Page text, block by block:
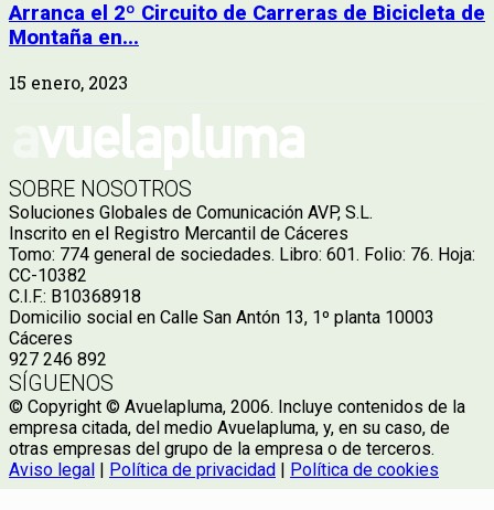
Arranca el 2º Circuito de Carreras de Bicicleta de
Montaña en...
15 enero, 2023
SOBRE NOSOTROS
Soluciones Globales de Comunicación AVP, S.L.
Inscrito en el Registro Mercantil de Cáceres
Tomo: 774 general de sociedades. Libro: 601. Folio: 76. Hoja:
CC-10382
C.I.F.: B10368918
Domicilio social en Calle San Antón 13, 1º planta 10003
Cáceres
927 246 892
SÍGUENOS
© Copyright © Avuelapluma, 2006. Incluye contenidos de la
empresa citada, del medio Avuelapluma, y, en su caso, de
otras empresas del grupo de la empresa o de terceros.
Aviso legal | Política de privacidad | Política de cookies